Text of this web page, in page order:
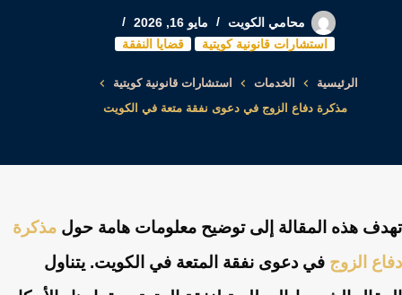
محامي الكويت
مايو 16, 2026
استشارات قانونية كويتية
قضايا النفقة
الرئيسية الخدمات
استشارات قانونية كويتية
مذكرة دفاع الزوج في دعوى نفقة متعة في الكويت
تهدف هذه المقالة إلى توضيح معلومات هامة حول مذكرة
دفاع الزوج في دعوى نفقة المتعة في الكويت. يتناول